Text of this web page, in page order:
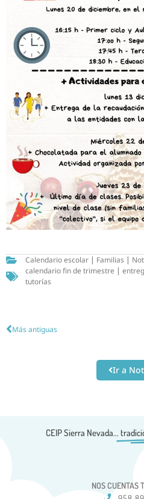
Calendario escolar | Familias |
calendario fin de trimestre |
tutorías
Más antiguas
Ir a
CEIP Sierra Nevada...
NOS CUENTAS